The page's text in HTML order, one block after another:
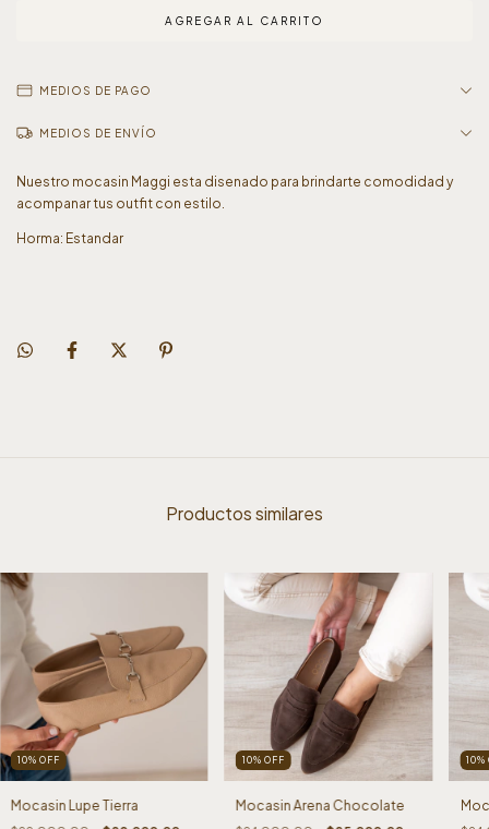
MEDIOS DE PAGO
MEDIOS DE ENVÍO
Nuestro mocasin Maggi esta disenado para brindarte comodidad y
acompanar tus outfit con estilo.
Horma: Estandar
Productos similares
10% OFF
Mocasin Lupe Tierra
10% OFF
Mocasin Arena Chocolate
10%